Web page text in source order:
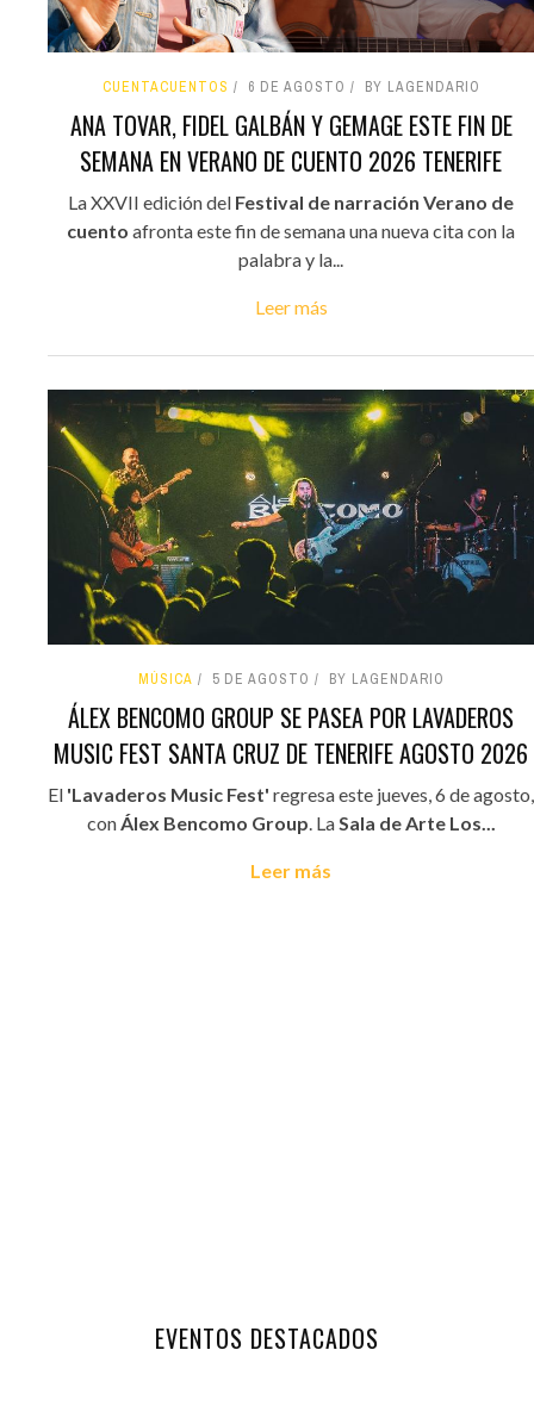
CUENTACUENTOS 6 DE AGOSTO BY LAGENDARIO
ANA TOVAR, FIDEL GALBÁN Y GEMAGE ESTE FIN DE
SEMANA EN VERANO DE CUENTO 2026 TENERIFE
La XXVII edición del Festival de narración Verano de
cuento afronta este fin de semana una nueva cita con la
palabra y la...
Leer más
MÚSICA 5 DE AGOSTO BY LAGENDARIO
ÁLEX BENCOMO GROUP SE PASEA POR LAVADEROS
MUSIC FEST SANTA CRUZ DE TENERIFE AGOSTO 2026
El 'Lavaderos Music Fest' regresa este jueves, 6 de agosto,
conÁlex Bencomo Group. LaSala de Arte Los...
Leer más
EVENTOS DESTACADOS